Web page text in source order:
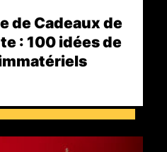
de Cadeaux de
: 100 idées de